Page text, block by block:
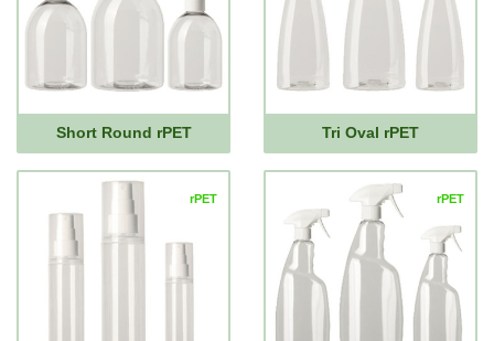
Short Round rPET Tri Oval rPET
rPET rPET